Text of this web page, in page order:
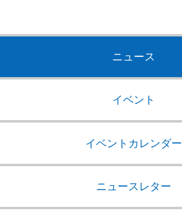
ニュース
イベント
イベントカレンダー
ニュースレター